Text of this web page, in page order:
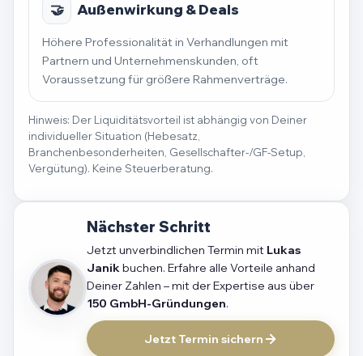
🤝 Außenwirkung & Deals
Höhere Professionalität in Verhandlungen mit
Partnern und Unternehmenskunden, oft
Voraussetzung für größere Rahmenverträge.
Hinweis: Der Liquiditätsvorteil ist abhängig von Deiner
individueller Situation (Hebesatz,
Branchenbesonderheiten, Gesellschafter-/GF-Setup,
Vergütung). Keine Steuerberatung.
Nächster Schritt
Jetzt unverbindlichen Termin mit Lukas
Janikbuchen. Erfahre alle Vorteile anhand
Deiner Zahlen – mit der Expertise aus über
150 GmbH-Gründungen.
Jetzt Termin sichern